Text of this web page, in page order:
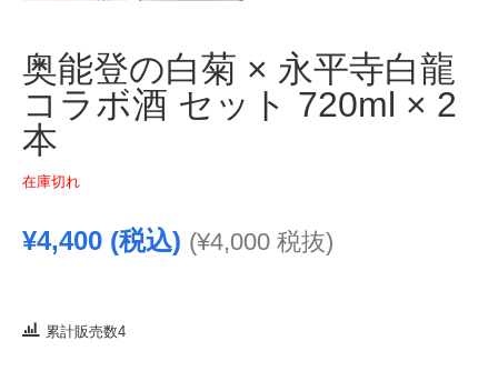
奥能登の白菊 × 永平寺白龍
コラボ酒 セット 720ml × 2
本
在庫切れ
¥4,400 (税込) (¥4,000 税抜)
累計販売数4